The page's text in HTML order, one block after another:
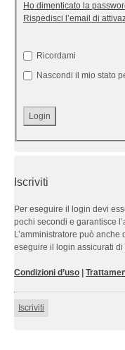
Ho dimenticato la
Rispedisci l’email di
Ricordami
Nascondi il mio stato
Iscriviti
Per eseguire il login devi
pochi secondi e garantisce
L’amministratore può
eseguire il login assicurati di
Condizioni d’uso |
Iscriviti